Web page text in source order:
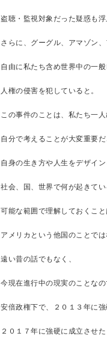
盗聴・監視対象だった疑惑も浮
さらに、グーグル、アマゾン
自由に私たち含め世界中の一
人権の侵害を犯していると。
この事件のことは、私たち一
自分で考えることが大変重要だ
自身の生き方や人生をデザイン
社会、国、世界で何が起きて
可能な範囲で理解しておくこと
アメリカという他国のことでは
遠い昔の話でもなく、
今現在進行中の現実のことなの
安倍政権下で、２０１３年に
２０１７年に強硬に成立させ